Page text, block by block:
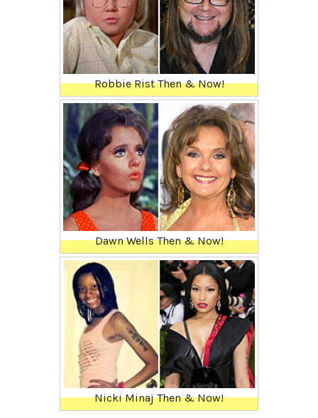
Robbie Rist Then & Now!
Dawn Wells Then & Now!
Nicki Minaj Then & Now!